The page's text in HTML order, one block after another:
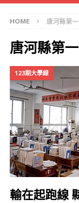
HOME 唐河縣第
唐河縣第
123期大學線
輸在起跑線